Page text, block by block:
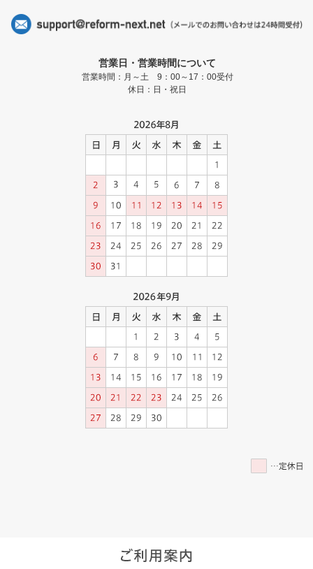
営業日・営業時間について
営業時間：月～土 9：00～17：00受付
休日：日・祝日